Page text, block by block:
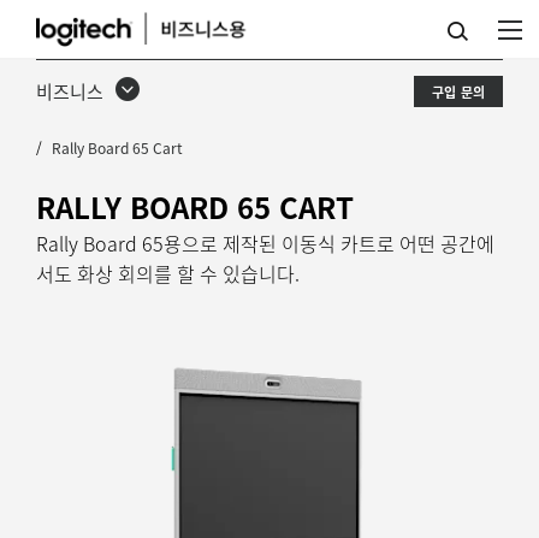
RALLY
BOARD
65
CART
비즈니스 구입 문의
Rally Board 65 Cart
RALLY BOARD 65 CART
Rally Board 65용으로 제작된 이동식 카트로 어떤 공간에
서도 화상 회의를 할 수 있습니다.